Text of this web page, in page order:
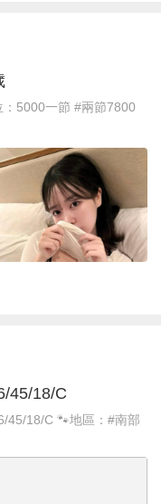
：5000一節 #兩節7800
45/18/C
45/18/C 🐾地區：#南部